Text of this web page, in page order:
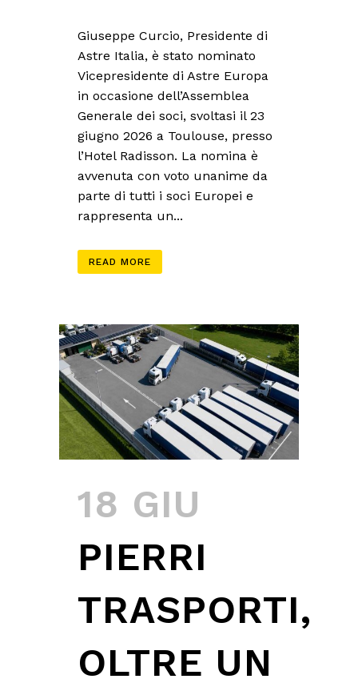
Giuseppe Curcio, Presidente di
Astre Italia, è stato nominato
Vicepresidente di Astre Europa
in occasione dell’Assemblea
Generale dei soci, svoltasi il 23
giugno 2026 a Toulouse, presso
l’Hotel Radisson. La nomina è
avvenuta con voto unanime da
parte di tutti i soci Europei e
rappresenta un...
READ MORE
18 GIU
PIERRI
TRASPORTI,
OLTRE UN